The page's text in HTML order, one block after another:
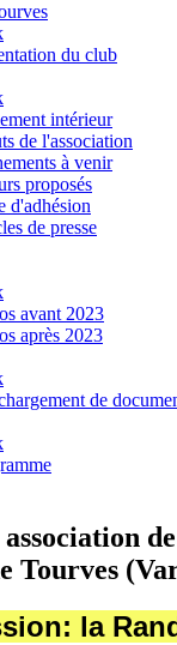
du club
intérieur
de l'association
à venir
proposés
d'adhésion
de presse
avant 2023
après 2023
de
de
Tourves
la